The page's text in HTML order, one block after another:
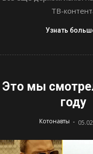
ТВ-
Узнать
Это мы
году
Котонавты -